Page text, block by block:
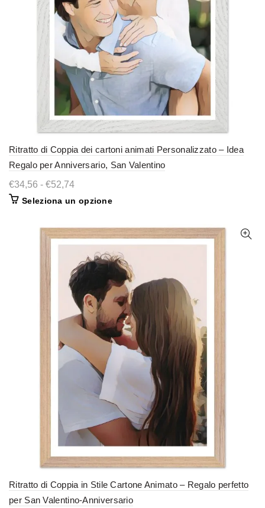
Ritratto di Coppia dei cartoni animati Personalizzato – Idea
Regalo per Anniversario, San Valentino
€34,56 - €52,74Fascia
prezzo:
a
€52,74
Seleziona un opzioneQuesto
più
varianti.
Le
opzioni
possono
essere
scelte
nella
pagina
del
prodotto
Ritratto di Coppia in Stile Cartone Animato – Regalo perfetto
per San Valentino-Anniversario